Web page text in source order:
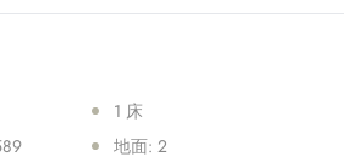
1 床
地面: 2